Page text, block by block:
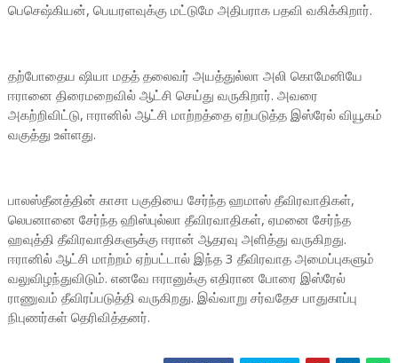
பெசெஷ்கியன், பெயரளவுக்கு மட்டுமே அதிபராக பதவி வகிக்கிறார்.
தற்போதைய ஷியா மதத் தலைவர் அயத்துல்லா அலி கொமேனியே
ஈரானை திரைமறைவில் ஆட்சி செய்து வருகிறார். அவரை
அகற்றிவிட்டு, ஈரானில் ஆட்சி மாற்றத்தை ஏற்படுத்த இஸ்ரேல் வியூகம்
வகுத்து உள்ளது.
பாலஸ்தீனத்தின் காசா பகுதியை சேர்ந்த ஹமாஸ் தீவிரவாதிகள்,
லெபனானை சேர்ந்த ஹிஸ்புல்லா தீவிரவாதிகள், ஏமனை சேர்ந்த
ஹவுத்தி தீவிரவாதிகளுக்கு ஈரான் ஆதரவு அளித்து வருகிறது.
ஈரானில் ஆட்சி மாற்றம் ஏற்பட்டால் இந்த 3 தீவிரவாத அமைப்புகளும்
வலுவிழந்துவிடும். எனவே ஈரானுக்கு எதிரான போரை இஸ்ரேல்
ராணுவம் தீவிரப்படுத்தி வருகிறது. இவ்வாறு சர்வதேச பாதுகாப்பு
நிபுணர்கள் தெரிவித்தனர்.